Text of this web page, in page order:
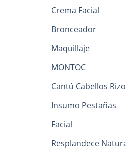
Crema Facial
Bronceador
Maquillaje
MONTOC
Cantú Cabellos
Insumo Pestañas
Facial
Resplandece